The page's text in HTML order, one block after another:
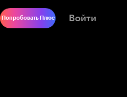
Попробовать Плюс Войти